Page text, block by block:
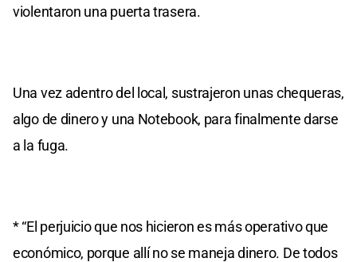
violentaron una puerta trasera.
Una vez adentro del local, sustrajeron unas chequeras,
algo de dinero y una Notebook, para finalmente darse
a la fuga.
* “El perjuicio que nos hicieron es más operativo que
económico, porque allí no se maneja dinero. De todos